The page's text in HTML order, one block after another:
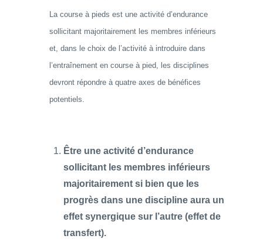
La course à pieds est une activité d’endurance
sollicitant majoritairement les membres inférieurs
et, dans le choix de l’activité à introduire dans
l’entraînement en course à pied, les disciplines
devront répondre à quatre axes de bénéfices
potentiels.
Être une activité d’endurance
sollicitant les membres inférieurs
majoritairement si bien que les
progrès dans une discipline aura un
effet synergique sur l’autre (effet de
transfert).